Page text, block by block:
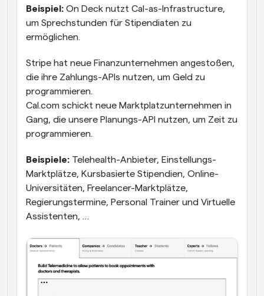
Beispiel: On Deck nutzt Cal-as-Infrastructure,
um Sprechstunden für Stipendiaten zu
ermöglichen.
Stripe hat neue Finanzunternehmen angestoßen,
die ihre Zahlungs-APIs nutzen, um Geld zu
programmieren.
Cal.com schickt neue Marktplatzunternehmen in
Gang, die unsere Planungs-API nutzen, um Zeit zu
programmieren.
Beispiele: Telehealth-Anbieter, Einstellungs-
Marktplätze, Kursbasierte Stipendien, Online-
Universitäten, Freelancer-Marktplätze,
Regierungstermine, Personal Trainer und Virtuelle
Assistenten, …